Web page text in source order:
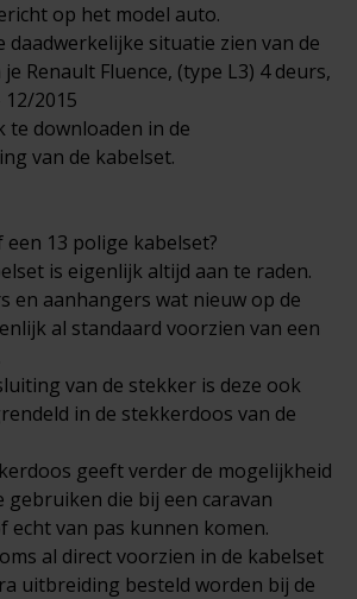
op het model auto.
daadwerkelijke situatie zien van de
Renault Fluence, (type L3) 4 deurs,
2015
te downloaden in de
van de kabelset.
een 13 polige kabelset?
is eigenlijk altijd aan te raden.
en aanhangers wat nieuw op de
al standaard voorzien van een
van de stekker is deze ook
in de stekkerdoos van de
geeft verder de mogelijkheid
gebruiken die bij een caravan
echt van pas kunnen komen.
al direct voorzien in de kabelset
uitbreiding besteld worden bij de